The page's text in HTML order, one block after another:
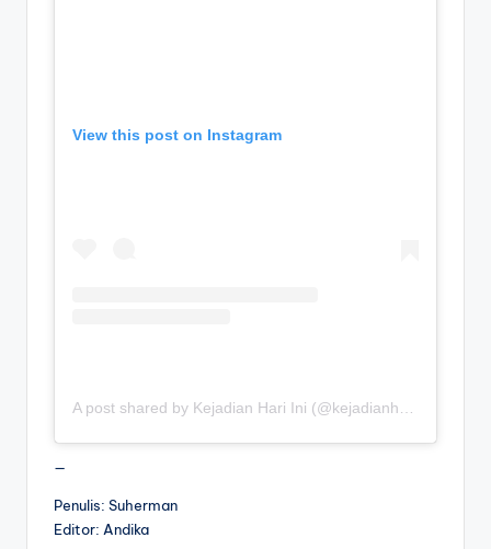
View this post on Instagram
—
Penulis: Suherman
Editor: Andika